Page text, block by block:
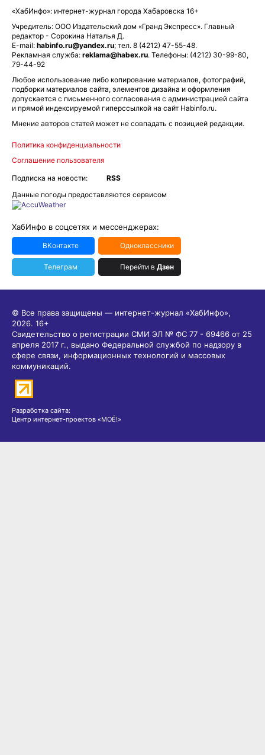
«ХабИнфо»: интернет-журнал города Хабаровска 16+
Учредитель: ООО Издательский дом «Гранд Экспресс». Главный
редактор - Сорокина Наталья Д.
E-mail: habinfo.ru@yandex.ru; тел. 8 (4212) 47-55-48.
Рекламная служба: reklama@habex.ru. Телефоны: (4212) 30-99-80,
79-44-92
Любое использование либо копирование материалов, фотографий,
подборки материалов сайта, элементов дизайна и оформления
допускается с письменного согласования с администрацией сайта
и прямой индексируемой гиперссылкой на сайт Habinfo.ru.
Мнение авторов статей может не совпадать с позицией редакции.
Политика конфиденциальности
Соглашение пользователя
Подписка на новости:
RSS
Данные погоды предоставляются сервисом
ХабИнфо в соцсетях и мессенджерах:
ВКонтакте Одноклассники
Телеграм Перейти в Дзен
© Все права защищены — интернет-журнал «ХабИнфо»,
2026. 16+
Свидетельство о регистрации СМИ ЭЛ № ФС 77 - 69466 от 25
апреля 2017 г., выдано Федеральной службой по надзору в
сфере связи, информационных технологий и массовых
коммуникаций.
Разработка сайта:
Центр интернет-проектов «МОЁ!»